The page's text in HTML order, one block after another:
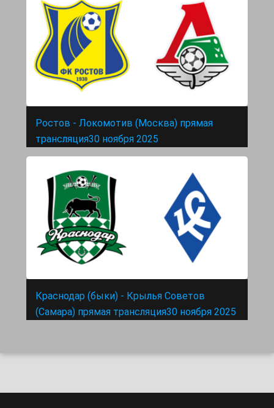
Ростов - Локомотив (Москва) прямая
трансляция30 ноября 2025
Краснодар (быки) - Крылья Советов
(Самара) прямая трансляция30 ноября 2025